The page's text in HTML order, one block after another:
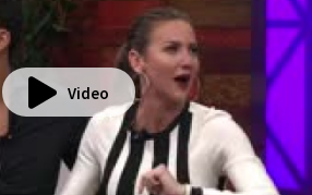
Video